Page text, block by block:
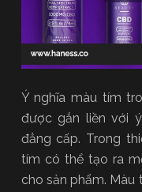
Ý nghĩa màu tím
được gắn liền với
đẳng cấp. Trong
tím có thể tạo ra
cho sản phẩm.